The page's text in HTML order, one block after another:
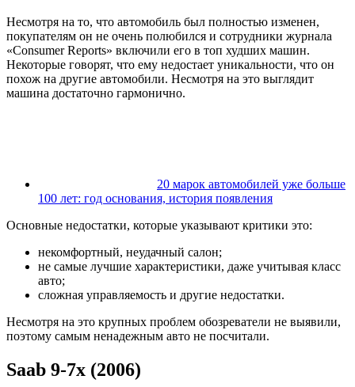
Несмотря на то, что автомобиль был полностью изменен,
покупателям он не очень полюбился и сотрудники журнала
«Consumer Reports» включили его в топ худших машин.
Некоторые говорят, что ему недостает уникальности, что он
похож на другие автомобили. Несмотря на это выглядит
машина достаточно гармонично.
20 марок автомобилей уже больше
100 лет: год основания, история появления
Основные недостатки, которые указывают критики это:
некомфортный, неудачный салон;
не самые лучшие характеристики, даже учитывая класс
авто;
сложная управляемость и другие недостатки.
Несмотря на это крупных проблем обозреватели не выявили,
поэтому самым ненадежным авто не посчитали.
Saab 9-7x (2006)